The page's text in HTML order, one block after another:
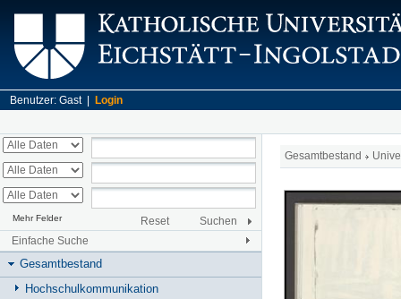
Benutzer: Gast | Login
Mehr Felder Reset
Suchen
Einfache Suche
Gesamtbestand
Hochschulkommunikation
Gesamtbestand